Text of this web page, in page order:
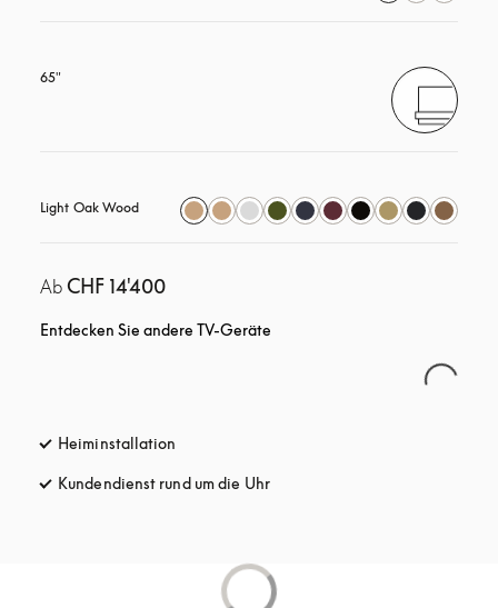
65"
Light Oak Wood
Ab CHF 14'400
Entdecken Sie andere TV-Geräte
Heiminstallation
Kundendienst rund um die Uhröffnet sich in einem neuen Tab